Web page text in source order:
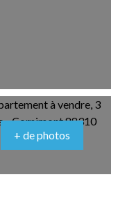
+ de photos